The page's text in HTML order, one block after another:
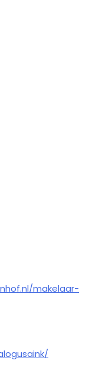
makelaar-